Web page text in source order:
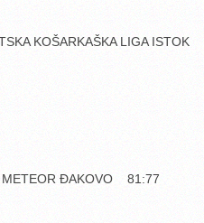
KOŠARKAŠKA LIGA ISTOK
METEOR ĐAKOVO 81:77